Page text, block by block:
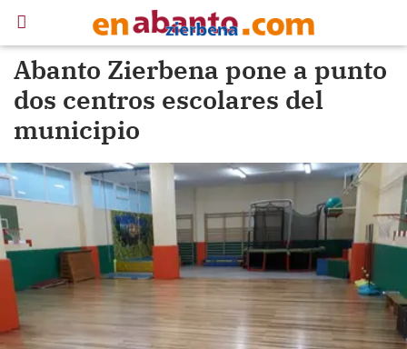
Abanto Zierbena pone a punto
dos centros escolares del
municipio